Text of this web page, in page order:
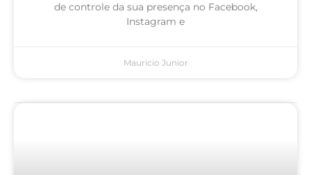
de controle da sua presença no Facebook,
Instagram e
Mauricio Junior